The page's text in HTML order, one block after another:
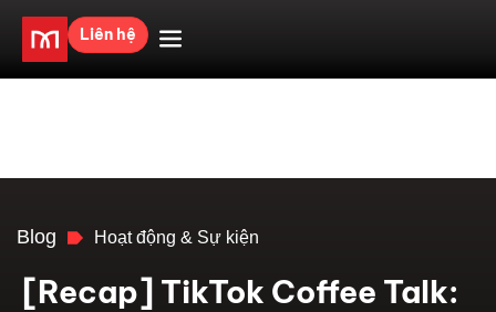
Liên hệ
Blog Hoạt động & Sự kiện
[Recap] TikTok Coffee Talk: